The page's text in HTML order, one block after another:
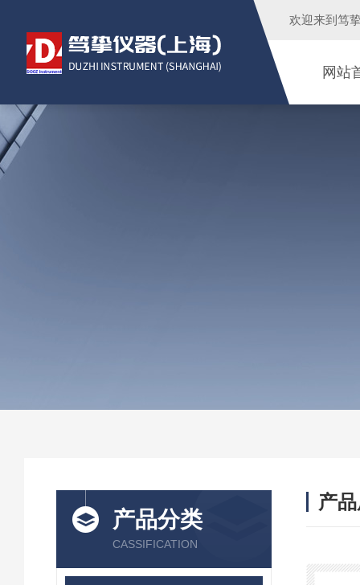
欢迎来到 笃
网站
产品分类
CASSIFICATION
产